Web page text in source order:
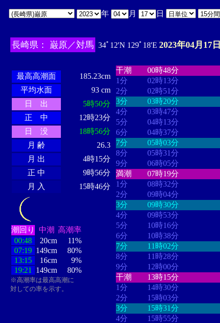
年 月 日
長崎県： 巌原／対馬 34ﾟ12'N 129ﾟ18'E 2023年04月17
最高高潮面
185.23cm
平均水面
93 cm
日 出
5時50分
正 中
12時23分
日 没
18時56分
月 齢
26.3
月 出
4時15分
正 中
9時56分
月 入
15時46分
潮回り 中潮 高潮率
00:48
20cm
11%
07:19 149cm
80%
13:15
16cm
9%
19:21
149cm 80%
※高潮率は最高高潮に
対しての率を示す。
干潮
00時48分
1分
02時13分
2分
02時51分
3分
03時20分
4分
03時47分
5分
04時13分
6分
04時37分
7分
05時03分
8分
05時31分
9分
06時05分
満潮
07時19分
1分
08時32分
2分
09時04分
3分
09時30分
4分
09時53分
5分
10時16分
6分
10時38分
7分
11時02分
8分
11時28分
9分
12時00分
干潮
13時15分
1分
14時30分
2分
15時03分
3分
15時31分
4分
15時55分